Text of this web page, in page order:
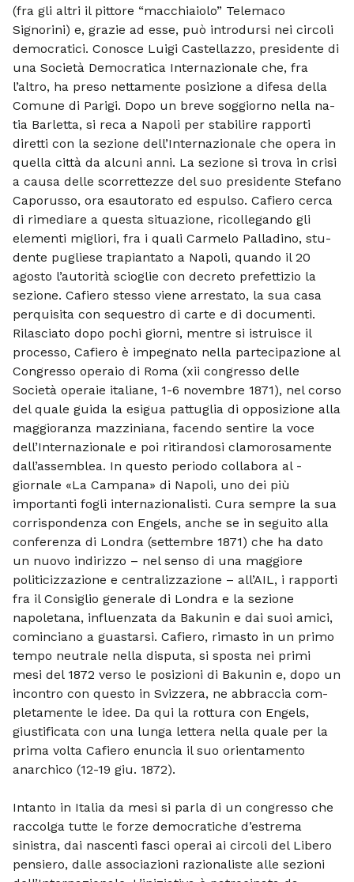
(fra gli altri il pittore “macchiaiolo” Telemaco
Signorini) e, grazie ad esse, può introdursi nei circoli
demo­cratici. Conosce Luigi Castellazzo, presi­dente di
una Società Democratica Inter­nazionale che, fra
l’altro, ha preso netta­mente posizione a difesa della
Comune di Parigi. Dopo un breve soggiorno nella na­
tia Barletta, si reca a Napoli per stabilire rapporti
diretti con la sezione dell’Inter­nazionale che opera in
quella città da al­cuni anni. La sezione si trova in crisi
a causa delle scorrettezze del suo presidente Stefano
Caporusso, ora esautorato ed e­spulso. Cafiero cerca
di rimediare a questa situazione, ricollegando gli
elementi mi­gliori, fra i quali Carmelo Palladino, stu­
dente pugliese trapiantato a Napoli, quan­do il 20
agosto l’autorità scioglie con de­creto prefettizio la
sezione. Cafiero stesso viene arrestato, la sua casa
perquisita con sequestro di carte e di documenti.
Rila­sciato dopo pochi giorni, mentre si istrui­sce il
processo, Cafiero è impegnato nella partecipazione al
Congresso operaio di Roma (xii congresso delle
Società ope­raie italiane, 1-6 novembre 1871), nel corso
del quale guida la esigua pattuglia di op­posizione alla
maggioranza mazziniana, fa­cendo sentire la voce
dell’Internazionale e poi ritirandosi clamorosamente
dall’assemblea. In questo periodo collabora al ­
giornale «La Campana» di Napoli, uno dei più
importanti fogli internazionalisti. Cu­ra sempre la sua
corrispondenza con En­gels, anche se in seguito alla
conferenza di Londra (settembre 1871) che ha dato
un nuovo indirizzo – nel senso di una maggiore
politicizzazione e centralizzazio­ne – all’AIL, i rapporti
fra il Consiglio ge­nerale di Londra e la sezione
napoletana, influenzata da Bakunin e dai suoi amici,
cominciano a guastarsi. Cafiero, rimasto in un primo
tempo neutrale nella disputa, si sposta nei primi
mesi del 1872 verso le posizioni di Bakunin e, dopo un
incontro con questo in Svizzera, ne abbraccia com­
pletamente le idee. Da qui la rottura con Engels,
giustificata con una lunga lettera nella quale per la
prima volta Cafiero enuncia il suo orientamento
anarchico (12-19 giu­. 1872).
Intanto in Italia da mesi si parla di un congresso che
raccolga tutte le forze democratiche d’estrema
sinistra, dai nascenti fasci operai ai circoli del Li­bero
pensiero, dalle associazioni raziona­liste alle sezioni